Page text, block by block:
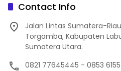
Contact Info
Jalan Lintas Sumatera-
Torgamba, Kabupaten
Sumatera Utara.
0821 77645445 - 0853